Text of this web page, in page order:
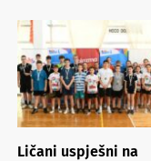
Ličani uspješni na